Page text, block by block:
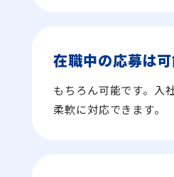
在職中の応募は
もちろん可能です。入
柔軟に対応できます。